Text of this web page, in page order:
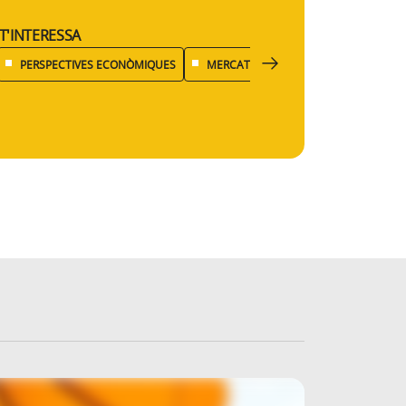
PERSPECTIVES ECONÒMIQUES MERCATS FINANCERS